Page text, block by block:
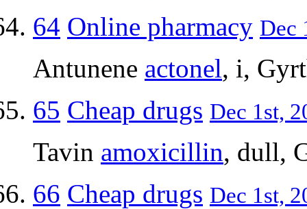
64 Online pharmacy Dec
Antunene actonel, i,
65 Cheap drugs Dec 1st,
Tavin amoxicillin, dull,
66 Cheap drugs Dec 1st,